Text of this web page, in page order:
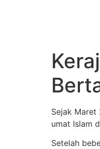
Sejak
umat Islam
Setelah